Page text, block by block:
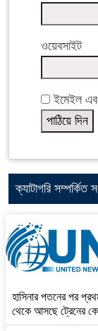
ওয়েবসাইট
ইমেইল
ক্যাটাগরি সম্পর্কিত
হাসিনার পতনের পর
থেকে আসছে ট্রেনের